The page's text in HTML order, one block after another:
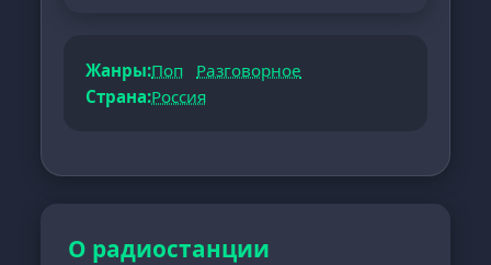
Жанры:Поп
Разговорное
Страна:Россия
О радиостанции